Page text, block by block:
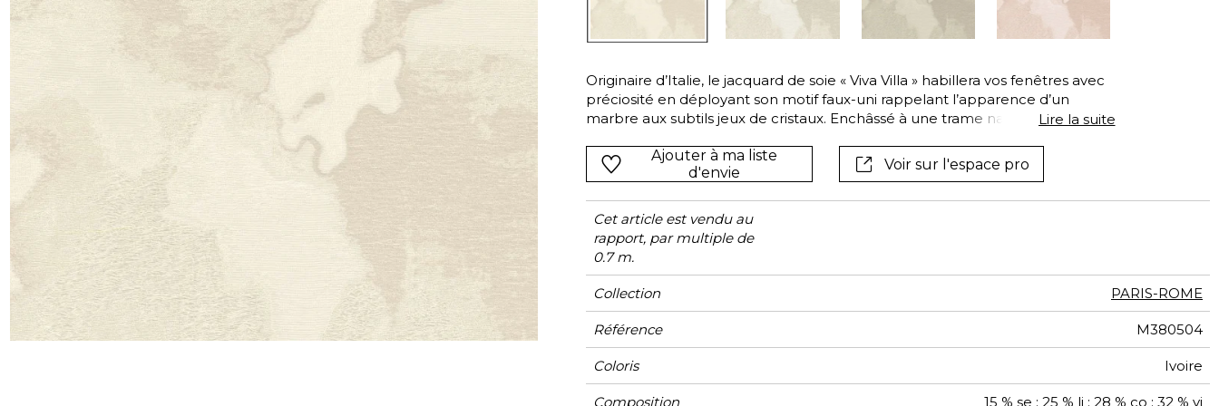
Modal
Polyester
Soie
Velours
Rose
Rouge
Voir tous les tissus
Vert
Voir tous les
Originaire d’Italie, le jacquard de soie « Viva Villa » habillera vos fenêtres avec
préciosité en déployant son motif faux-uni rappelant l’apparence d’un
marbre aux subtils jeux de cristaux. Enchâssé à une trame naturelle de coton
fils flottés, pour des effets de brillance et d’épaisseur d’une grande
sophistication. « Viva Villa » se décline dans une gamme de quatre coloris aux
Lire la suite
Ajouter à ma liste
d'envie
Voir sur l'espace pro
Cet article est vendu au
rapport, par multiple de
0.7 m.
Collection PARIS-ROME
Référence M380504
Coloris Ivoire
Composition 15 % se ; 25 % li ; 28 % co ; 32 % vi